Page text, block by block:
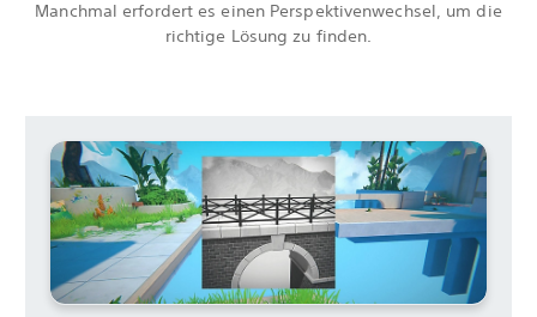
Manchmal erfordert es einen Perspektivenwechsel, um die
richtige Lösung zu finden.